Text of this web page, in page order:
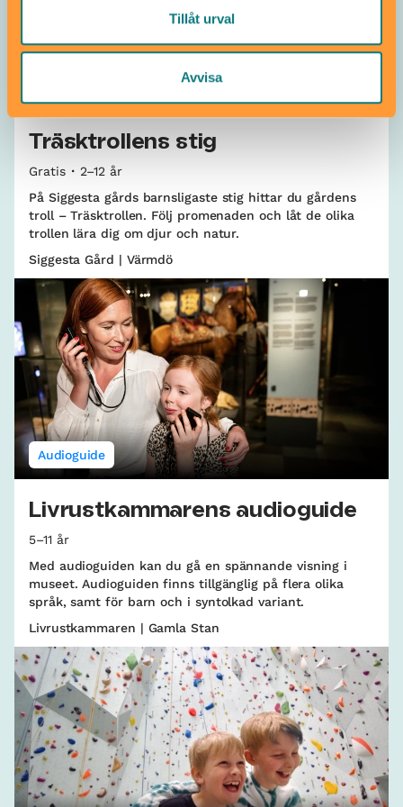
Tillåt urval
Avvisa
Träsktrollens stig
Gratis
2–12 år
På Siggesta gårds barnsligaste stig hittar du gårdens
troll – Träsktrollen. Följ promenaden och låt de olika
trollen lära dig om djur och natur.
Siggesta Gård | Värmdö
Audioguide
Livrustkammarens audioguide
5–11 år
Med audioguiden kan du gå en spännande visning i
museet. Audioguiden finns tillgänglig på flera olika
språk, samt för barn och i syntolkad variant.
Livrustkammaren | Gamla Stan